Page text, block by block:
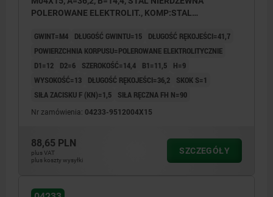
POLEROWANE ELEKTROLIT., KOMP:STAL
GWINT=M4 DŁUGOŚĆ GWINTU=15
DŁUGOŚĆ RĘKOJEŚCI=41,7
POWIERZCHNIA KORPUSU=POLEROWANE ELEKTROLITYCZNIE
D1=12
D2=6 SZEROKOŚĆ=14,4 B1=11,5
H=9
WYSOKOŚĆ=13
DŁUGOŚĆ RĘKOJEŚCI=36,2
SKOK S=1
SIŁA ZACISKU F (KN)=1,5
SIŁA RĘCZNA FH N=90
Nr zamówienia: 04233-9512004X15
88,65 PLN
plus VAT
plus koszty wysyłki
SZCZEGÓŁY